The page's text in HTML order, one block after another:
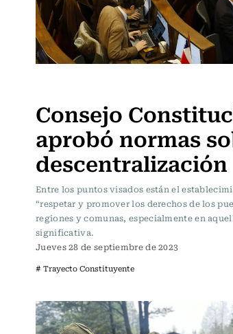
Consejo
aprobó normas
descentralización
Entre los puntos visados están el
“respetar y promover los derechos de los
regiones y comunas, especialmente en
significativa.
Jueves 28 de septiembre de 2023
# Trayecto Constituyente